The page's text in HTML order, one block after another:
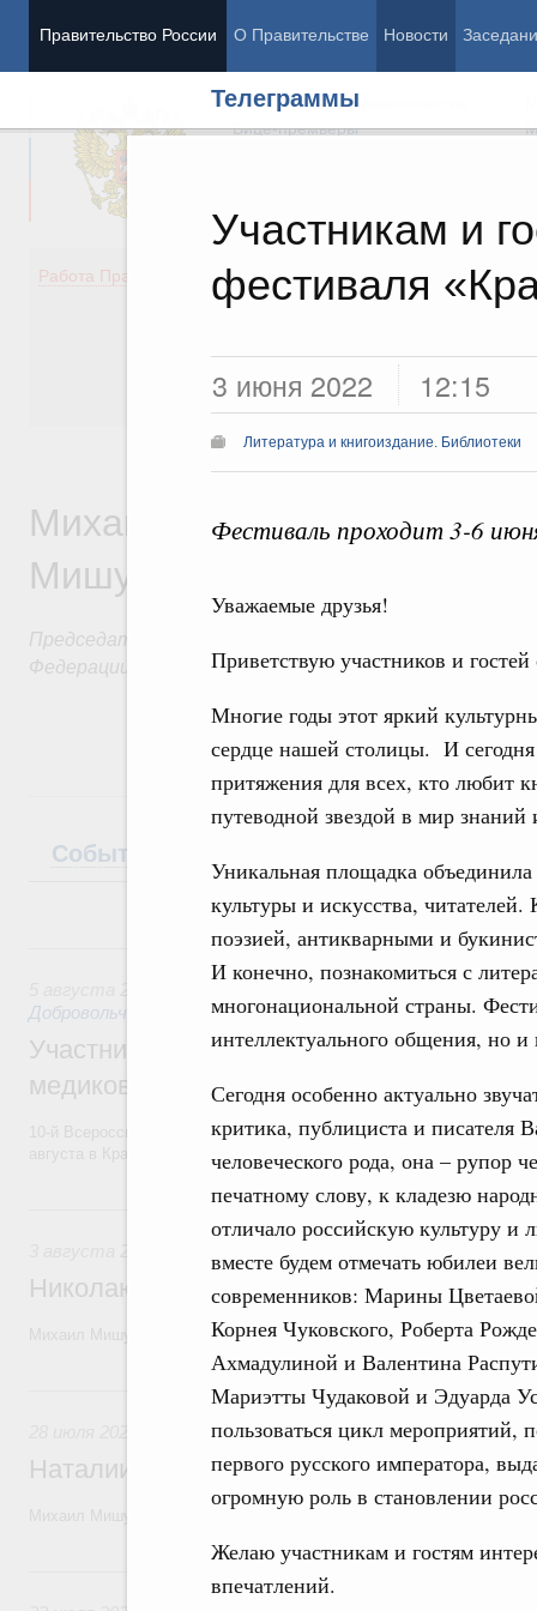
Правительство России О Правительстве Новости
Телеграммы
Участникам и
фестиваля
3 июня 2022 12:15
Литература и книгоиздание. Библиотеки
Фестиваль проходит 3-6
Уважаемые друзья!
Приветствую участников и
Многие годы этот яркий
сердце нашей столицы. И
притяжения для всех, кто любит
путеводной звездой в мир знаний
Уникальная площадка объединила
культуры и искусства,
поэзией, антикварными и
И конечно, познакомиться с
многонациональной страны.
интеллектуального общения, но
Сегодня особенно актуально
критика, публициста и писателя
человеческого рода, она – рупор
печатному слову, к кладезю
отличало российскую культуру
вместе будем отмечать юбилеи
современников: Марины
Корнея Чуковского, Роберта
Ахмадулиной и Валентина
Мариэтты Чудаковой и Эдуарда
пользоваться цикл
первого русского императора,
огромную роль в становлении
Желаю участникам и гостям
впечатлений.
Председатель Правительства
Вице-премьеры
Работа Правительства
Демография
Здоровье
Общество
Государство
Михаил Владимирович
Мишустин
Председатель Правительства Российской
Федерации
События
5 августа, среда
Социальные инновации. Некоммерческие
Добровольчество и волонтёрство. Благотворительность
Участникам и гостям Всероссийского
медиков и медицинской молодёжи
10-й Всероссийский форум волонтёров-медиков и медицинской
3 августа, понедельник
Николаю Бурляеву, народному артисту
Михаил Мишустин поздравил актёра театра и кино, режиссёра с 80-
28 июля, вторник
Кинематография, кинопроизводство,
Наталии Белохвостиковой, народной
22 июля, среда